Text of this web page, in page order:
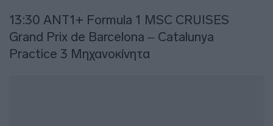
13:30 ΑΝΤ1+ Formula 1 MSC CRUISES
Grand Prix de Barcelona – Catalunya
Practice 3 Μηχανοκίνητα